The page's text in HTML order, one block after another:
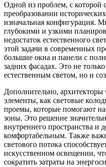
Одной из проблем, с которой
преобразовании
изначальная конфигурация.
глубокими и узкими
недостаток естественного
этой задачи в современных
большие окна и панели с
задних фасадах. Это не
естественным светом, но и
Дополнительно, архитекторы
элементы, как световые
проемы, которые помогают
зоны. Это решение
внутреннего пространства и
комфортабельным. Также
светового потока
искусственном освещении,
сократить затраты на